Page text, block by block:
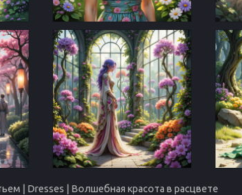
| Dresses | Волшебная красота в расцвете